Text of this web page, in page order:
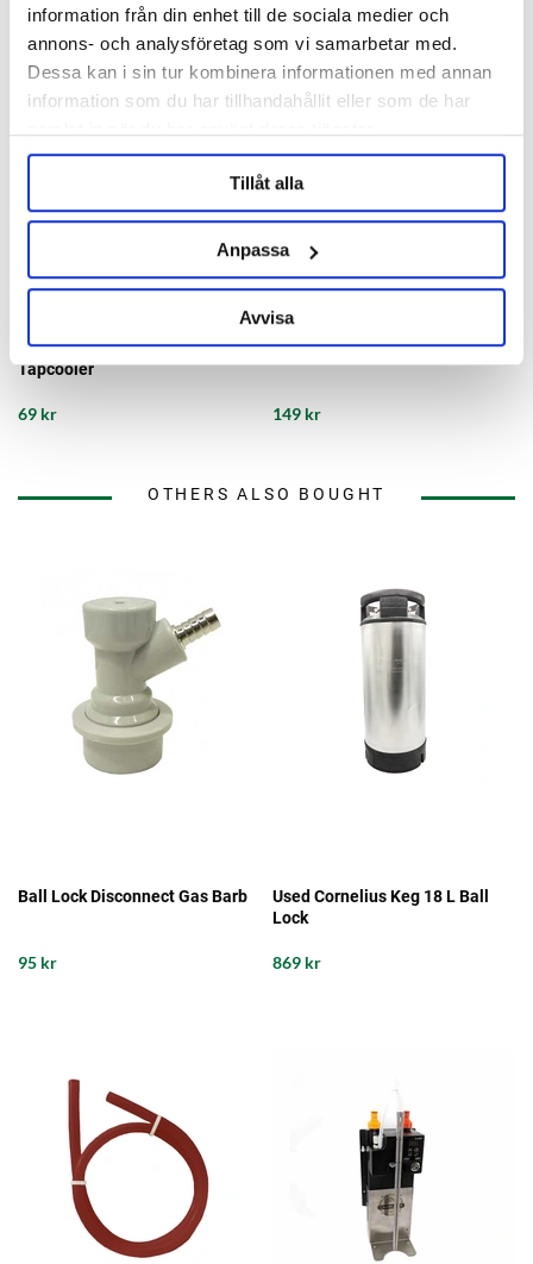
information från din enhet till de sociala medier och
annons- och analysföretag som vi samarbetar med.
Dessa kan i sin tur kombinera informationen med annan
information som du har tillhandahållit eller som de har
Tillåt alla
Anpassa
Avvisa
Replacement Can Seal
Tapcooler
69 kr
Tapcooler
Swivel Lock Tapcooler
149 kr
OTHERS ALSO BOUGHT
Ball Lock Disconnect Gas Barb
95 kr
Used Cornelius Keg 18 L Ball
Lock
869 kr